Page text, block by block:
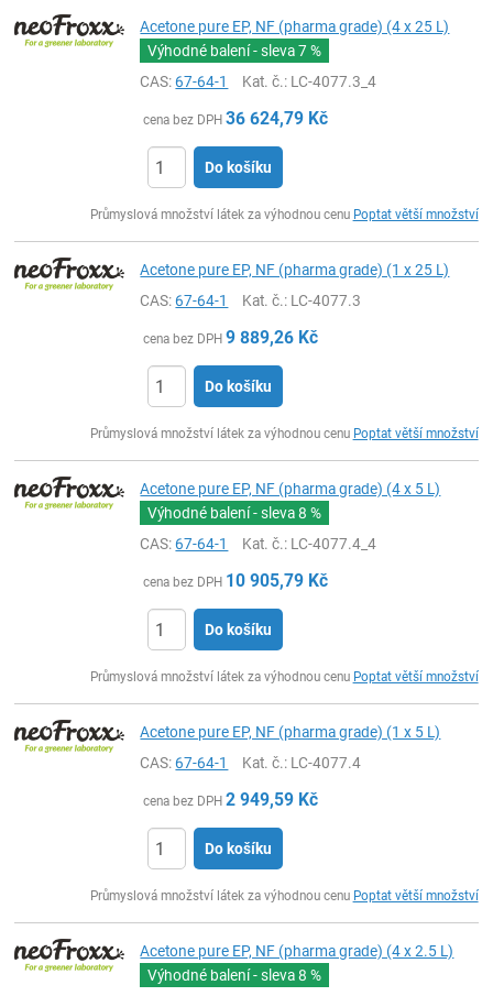
Acetone pure EP, NF (pharma grade) (4 x 25 L)
Výhodné balení - sleva7 %
CAS:67-64-1 Kat. č.: LC-4077.3_4
cena bez DPH 36 624,79 Kč
Do košíku
Průmyslová množství látek za výhodnou cenu Poptat větší množství
Acetone pure EP, NF (pharma grade) (1 x 25 L)
CAS:67-64-1 Kat. č.: LC-4077.3
cena bez DPH 9 889,26 Kč
Do košíku
Průmyslová množství látek za výhodnou cenu Poptat větší množství
Acetone pure EP, NF (pharma grade) (4 x 5 L)
Výhodné balení - sleva8 %
CAS:67-64-1 Kat. č.: LC-4077.4_4
cena bez DPH 10 905,79 Kč
Do košíku
Průmyslová množství látek za výhodnou cenu Poptat větší množství
Acetone pure EP, NF (pharma grade) (1 x 5 L)
CAS:67-64-1 Kat. č.: LC-4077.4
cena bez DPH 2 949,59 Kč
Do košíku
Průmyslová množství látek za výhodnou cenu Poptat větší množství
Acetone pure EP, NF (pharma grade) (4 x 2.5 L)
Výhodné balení - sleva8 %